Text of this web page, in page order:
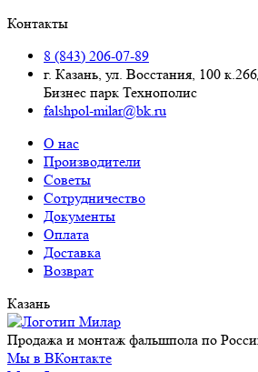
Контакты
8 (843) 206-07-89
г. Казань, ул. Восстания, 100
Бизнес парк Технополис
falshpol-milar@bk.ru
О нас
Производители
Советы
Сотрудничество
Документы
Оплата
Доставка
Возврат
Казань
Продажа и монтаж фальшпола по
Мы в ВКонтакте